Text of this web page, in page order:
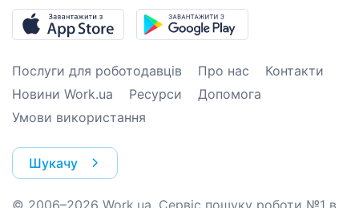
Послуги для роботодавців Про нас
Контакти
Новини Work.ua
Ресурси
Допомога
Умови використання
Шукачу
© 2006–2026 Work.ua. Сервіс пошуку роботи №1 в